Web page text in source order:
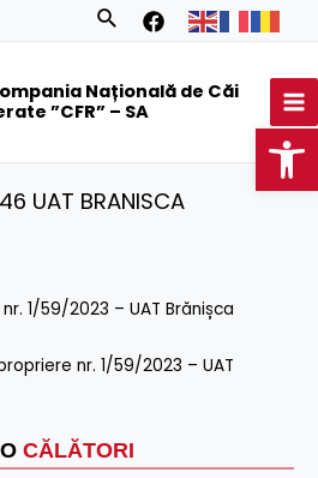
Search
Națională de Căi
”CFR” – SA
CĂLĂTORI
UAT BRANISCA
1/59/2023 – UAT Brănișca
nr. 1/59/2023 – UAT